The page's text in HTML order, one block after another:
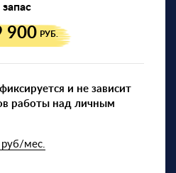
запас
900 РУБ.
и не зависит
работы над личным
мес.